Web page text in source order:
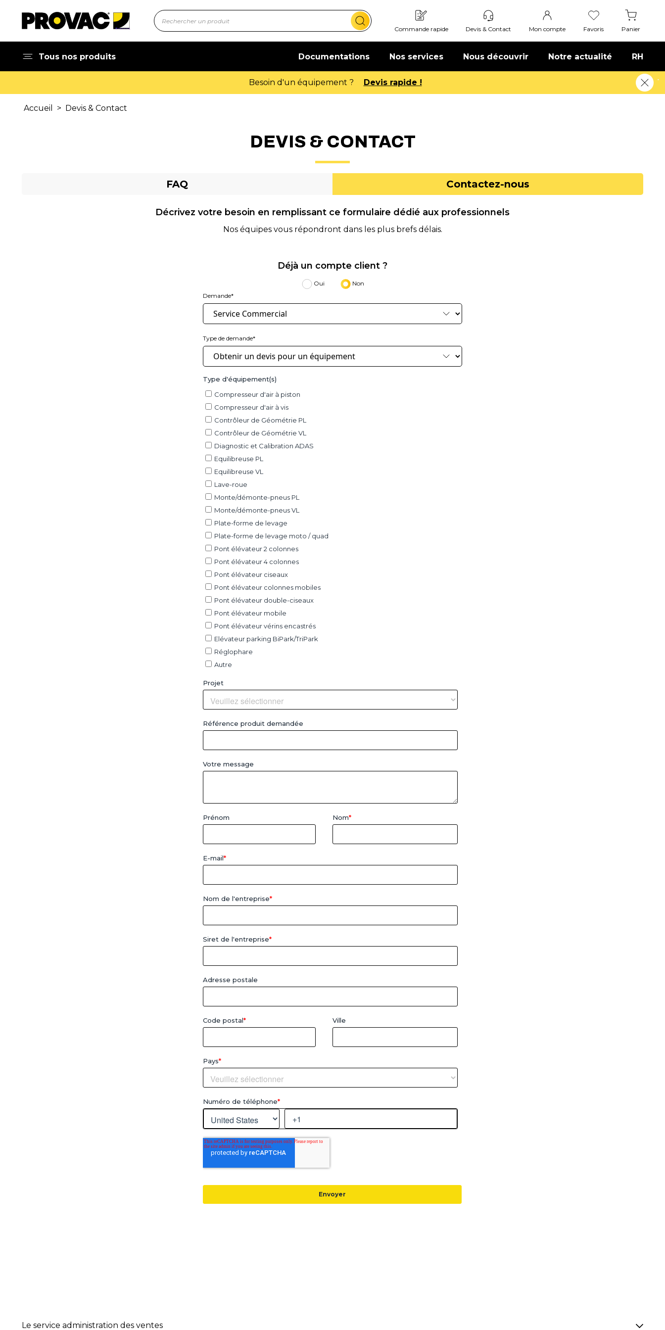
Commande rapide Devis & Contact Mon compte Favoris Panier
Tous nos produits Documentations Nos services Nous découvrir Notre actualité RH
En savoir plus
Accueil > Devis & Contact
DEVIS & CONTACT
FAQ Contactez-nous
Décrivez votre besoin en remplissant ce formulaire dédié aux professionnels
Nos équipes vous répondront dans les plus brefs délais.
Déjà un compte client ?
Oui
Non
Demande*
Type de demande*
Le service administration des ventes